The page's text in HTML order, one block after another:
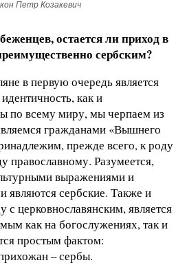
Петр Козакевич
остается ли приход в
сербским?
в первую очередь является
как и
по всему миру, мы черпаем из
гражданами «Вышнего
прежде всего, к роду
православному. Разумеется,
выражениями и
являются сербские. Также и
с церковнославянским, является
как на богослужениях, так и
простым фактом:
– сербы.